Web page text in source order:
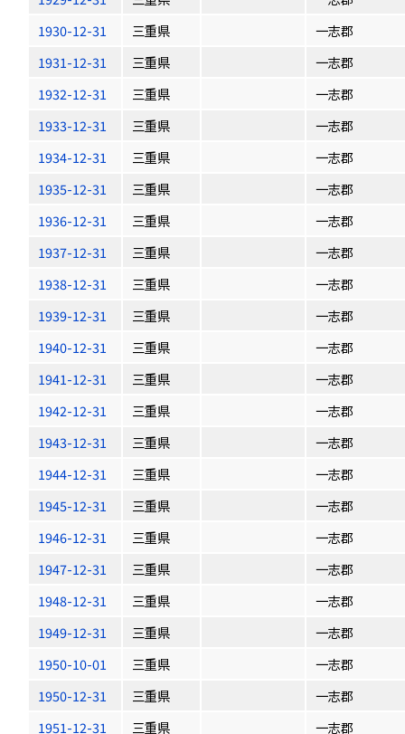
1930-12-31
三重県
一志郡
1931-12-31
三重県
一志郡
1932-12-31
三重県
一志郡
1933-12-31
三重県
一志郡
1934-12-31
三重県
一志郡
1935-12-31
三重県
一志郡
1936-12-31
三重県
一志郡
1937-12-31
三重県
一志郡
1938-12-31
三重県
一志郡
1939-12-31
三重県
一志郡
1940-12-31
三重県
一志郡
1941-12-31
三重県
一志郡
1942-12-31
三重県
一志郡
1943-12-31
三重県
一志郡
1944-12-31
三重県
一志郡
1945-12-31
三重県
一志郡
1946-12-31
三重県
一志郡
1947-12-31
三重県
一志郡
1948-12-31
三重県
一志郡
1949-12-31
三重県
一志郡
1950-10-01
三重県
一志郡
1950-12-31
三重県
一志郡
1951-12-31
三重県
一志郡